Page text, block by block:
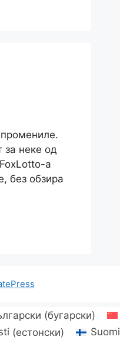
неке од
а
без обзира
(бугарски)
(естонски) Suomi